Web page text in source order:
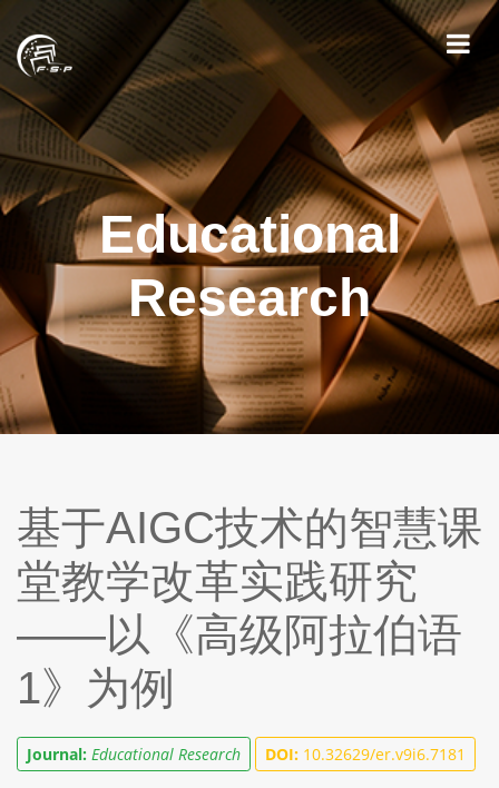
Educational
Research
基于AIGC技术的智慧课
堂教学改革实践研究
——以《高级阿拉伯语
1》为例
Journal: Educational Research DOI: 10.32629/er.v9i6.7181